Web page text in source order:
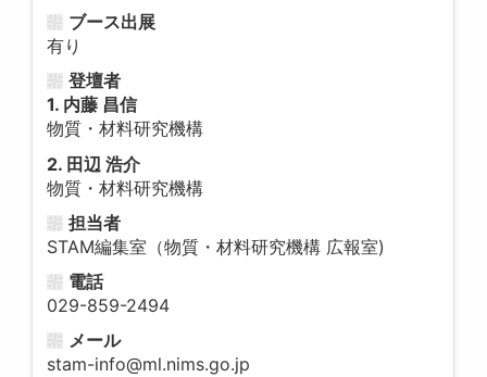
ブース出展
有り
登壇者
1. 内藤 昌信
物質・材料研究機構
2. 田辺 浩介
物質・材料研究機構
担当者
STAM編集室（物質・材料研究機構 広報室)
電話
029-859-2494
メール
stam-info@ml.nims.go.jp